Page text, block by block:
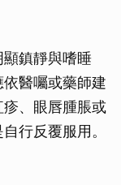
鎮靜與嗜睡
醫囑或藥師建
、眼唇腫脹或
行反覆服用。